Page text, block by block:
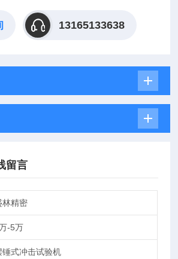
13165133638
留言
林精密
-5万
锤式冲击试验机